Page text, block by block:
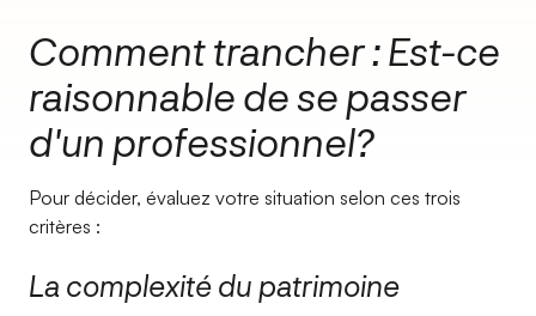
Comment trancher : Est-ce
raisonnable de se passer
d'un professionnel?
Pour décider, évaluez votre situation selon ces trois
critères :
La complexité du patrimoine